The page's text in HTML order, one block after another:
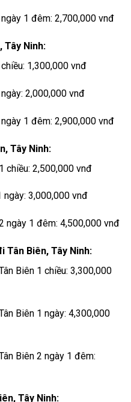
1 đêm: 2,700,000 vnđ
Tây Ninh:
1,300,000 vnđ
2,000,000 vnđ
1 đêm: 2,900,000 vnđ
Tây Ninh:
chiều: 2,500,000 vnđ
ngày: 3,000,000 vnđ
ngày 1 đêm: 4,500,000 vnđ
Tân Biên, Tây Ninh:
Biên 1 chiều: 3,300,000
Biên 1 ngày: 4,300,000
Biên 2 ngày 1 đêm:
Tây Ninh: